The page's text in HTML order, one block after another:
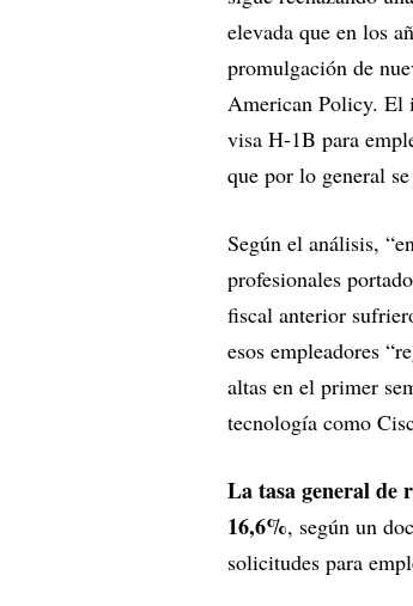
elevada que en los
promulgación de
American Policy. El
visa H-1B para
que por lo general
Según el análisis,
profesionales
fiscal anterior
esos empleadores
altas en el primer
tecnología como
La tasa general de
16,6%, según un
solicitudes para